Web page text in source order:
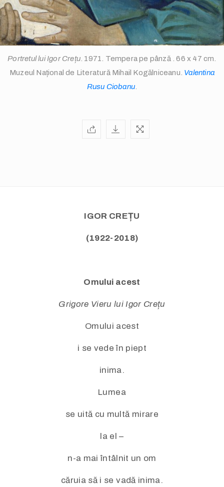
Portretul lui Igor Crețu. 1971. Tempera pe pânză . 66 x 47 cm.
Muzeul Național de Literatură Mihail Kogălniceanu. Valentina
Rusu Ciobanu.
IGOR CREȚU
(1922-2018)
Omului acest
Grigore Vieru lui Igor Crețu
Omului acest
i se vede în piept
inima.
Lumea
se uită cu multă mirare
la el –
n-a mai întâlnit un om
căruia să i se vadă inima.